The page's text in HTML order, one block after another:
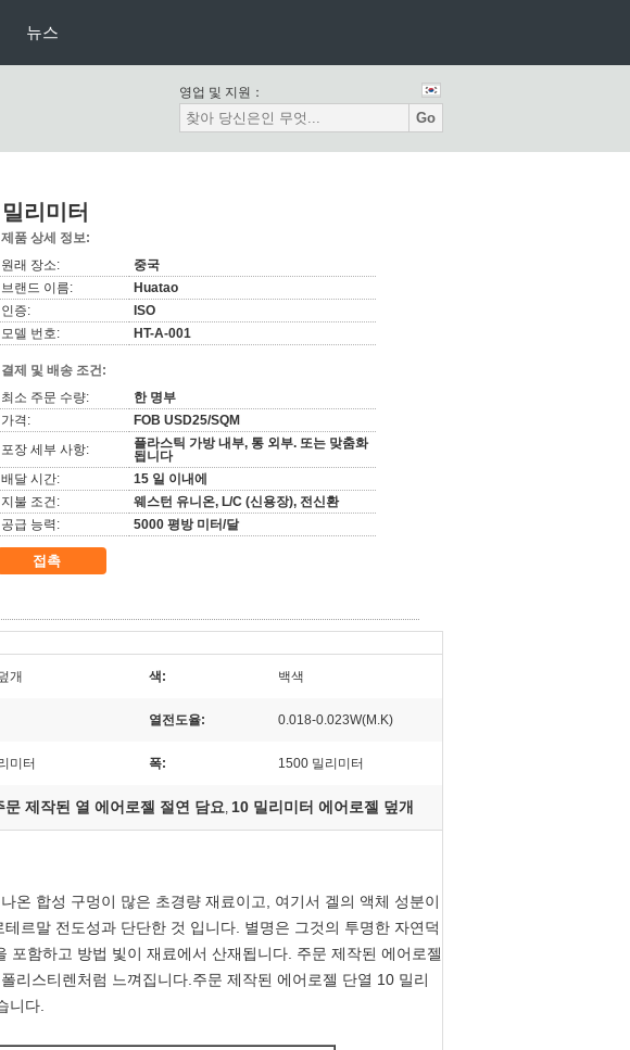
뉴스
영업 및 지원：
Go
리미터
제품 상세 정보:
원래 장소:
중국
브랜드 이름:
Huatao
인증:
ISO
모델 번호:
HT-A-001
결제 및 배송 조건:
최소 주문 수량:
한 명부
가격:
FOB USD25/SQM
포장 세부 사항:
플라스틱 가방 내부, 통 외부. 또는 맞춤화
됩니다
배달 시간:
15 일 이내에
지불 조건:
웨스턴 유니온, L/C (신용장), 전신환
공급 능력:
5000 평방 미터/달
접촉
개 색: 백색
열전도율: 0.018-0.023W(M.K)
미터 폭: 1500 밀리미터
문 제작된 열 에어로젤 절연 담요, 10 밀리미터 에어로젤 덮개
온 합성 구멍이 많은 초경량 재료이고, 여기서 겔의 액체 성분이
르말 전도성과 단단한 것 입니다. 별명은 그것의 투명한 자연덕
함하고 방법 빛이 재료에서 산재됩니다. 주문 제작된 에어로젤
리스티렌처럼 느껴집니다.주문 제작된 에어로젤 단열 10 밀리
니다.